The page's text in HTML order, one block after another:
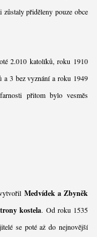
přiděleny pouze obce
2.010 katolíků, roku 1910
a 3 bez vyznání a roku 1949
přitom bylo vesměs
vytvořilMedvídek a Zbyněk
kostela. Od roku 1535
se poté až do nejnovější